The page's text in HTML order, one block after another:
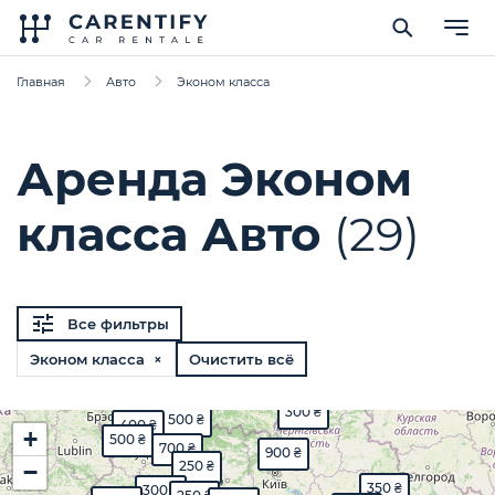
Главная Авто Эконом класса
Аренда Эконом
класса Авто (29)
Все фильтры
Эконом класса ×
Очистить всё
500 ₴
500 ₴
250 ₴
400 ₴
350 ₴
700 ₴
300 ₴
300 ₴
900 ₴
+
−